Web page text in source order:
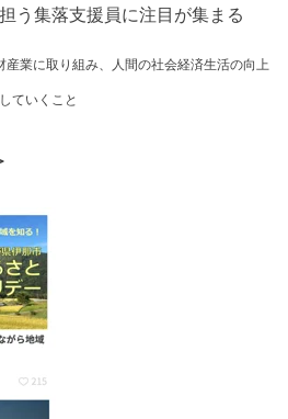
う集落支援員に注目が集まる
業に取り組み、人間の社会経済生活の向上
ていくこと